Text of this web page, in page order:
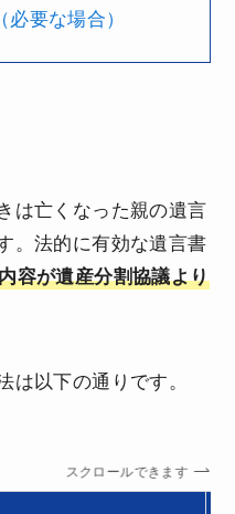
要な場合）
は亡くなった親の遺言
。法的に有効な遺言書
容が遺産分割協議より
は以下の通りです。
スクロールできます